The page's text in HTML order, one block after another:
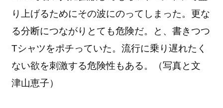
り上げるためにその波にのってしまった。更な
る分断につながりとても危険だ。と、書きつつ
Tシャツをポチっていた。流行に乗り遅れたく
ない欲を刺激する危険性もある。（写真と文
津山恵子）